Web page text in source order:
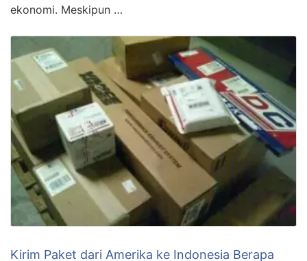
ekonomi. Meskipun …
Kirim Paket dari Amerika ke Indonesia Berapa